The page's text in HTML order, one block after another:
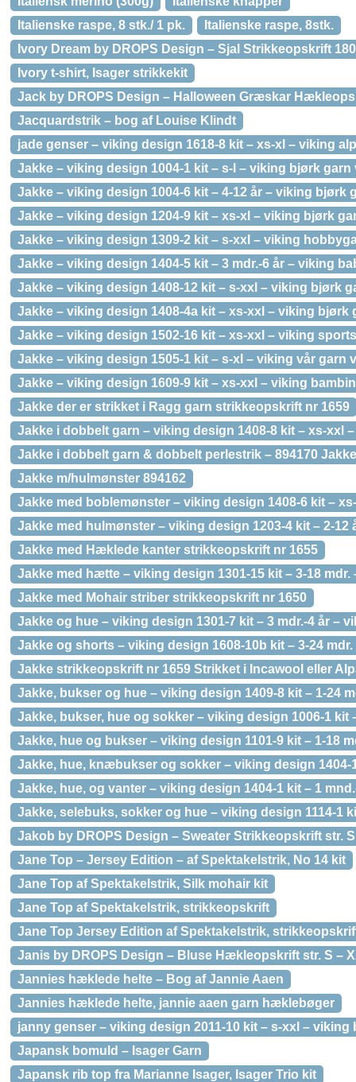
Italienske raspe, 8 stk./ 1 pk.
Italienske raspe, 8stk.
Ivory Dream by DROPS Design – Sjal Strikkeopskrift
Ivory t-shirt, Isager strikkekit
Jack by DROPS Design – Halloween Græskar
Jacquardstrik – bog af Louise Klindt
jade genser – viking design 1618-8 kit – xs-xl – viking
Jakke – viking design 1004-1 kit – s-l – viking bjørk garn
Jakke – viking design 1004-6 kit – 4-12 år – viking bjørk
Jakke – viking design 1204-9 kit – xs-xl – viking bjørk
Jakke – viking design 1309-2 kit – s-xxl – viking
Jakke – viking design 1404-5 kit – 3 mdr.-6 år – viking
Jakke – viking design 1408-12 kit – s-xxl – viking bjørk
Jakke – viking design 1408-4a kit – xs-xxl – viking bjørk
Jakke – viking design 1502-16 kit – xs-xxl – viking
Jakke – viking design 1505-1 kit – s-xl – viking vår garn
Jakke – viking design 1609-9 kit – xs-xxl – viking
Jakke der er strikket i Ragg garn strikkeopskrift nr 1659
Jakke i dobbelt garn – viking design 1408-8 kit – xs-xxl
Jakke i dobbelt garn & dobbelt perlestrik – 894170
Jakke m/hulmønster 894162
Jakke med boblemønster – viking design 1408-6 kit –
Jakke med hulmønster – viking design 1203-4 kit – 2-12
Jakke med Hæklede kanter strikkeopskrift nr 1655
Jakke med hætte – viking design 1301-15 kit – 3-18 mdr.
Jakke med Mohair striber strikkeopskrift nr 1650
Jakke og hue – viking design 1301-7 kit – 3 mdr.-4 år –
Jakke og shorts – viking design 1608-10b kit – 3-24
Jakke strikkeopskrift nr 1659 Strikket i Incawool eller
Jakke, bukser og hue – viking design 1409-8 kit – 1-24
Jakke, bukser, hue og sokker – viking design 1006-1 kit
Jakke, hue og bukser – viking design 1101-9 kit – 1-18
Jakke, hue, knæbukser og sokker – viking design 1404-
Jakke, hue, og vanter – viking design 1404-1 kit – 1
Jakke, selebuks, sokker og hue – viking design 1114-1
Jakob by DROPS Design – Sweater Strikkeopskrift str.
Jane Top – Jersey Edition – af Spektakelstrik, No 14 kit
Jane Top af Spektakelstrik, Silk mohair kit
Jane Top af Spektakelstrik, strikkeopskrift
Jane Top Jersey Edition af Spektakelstrik,
Janis by DROPS Design – Bluse Hækleopskrift str. S –
Jannies hæklede helte – Bog af Jannie Aaen
Jannies hæklede helte, jannie aaen garn hæklebøger
janny genser – viking design 2011-10 kit – s-xxl – viking
Japansk bomuld – Isager Garn
Japansk rib top fra Marianne Isager, Isager Trio kit